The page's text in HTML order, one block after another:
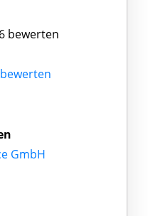
bewerten
bewerten
GmbH